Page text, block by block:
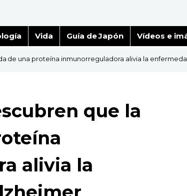
Vida Guía de Japón Vídeos e
de una proteína inmunorreguladora alivia la
que la
alivia la